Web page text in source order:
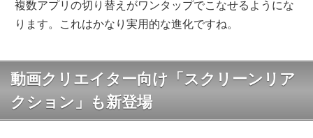
複数アプリの切り替えがワンタップでこなせるようにな
ります。これはかなり実用的な進化ですね。
動画クリエイター向け「スクリーンリア
クション」も新登場